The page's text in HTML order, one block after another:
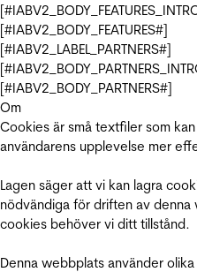
[#IABV2_BODY_FEATURES#]
[#IABV2_LABEL_PARTNERS#]
[#IABV2_BODY_PARTNERS#]
Om
Cookies är små textfiler som
användarens upplevelse mer
Lagen säger att vi kan lagra
nödvändiga för driften av
cookies behöver vi ditt tillstånd.
Denna webbplats använder